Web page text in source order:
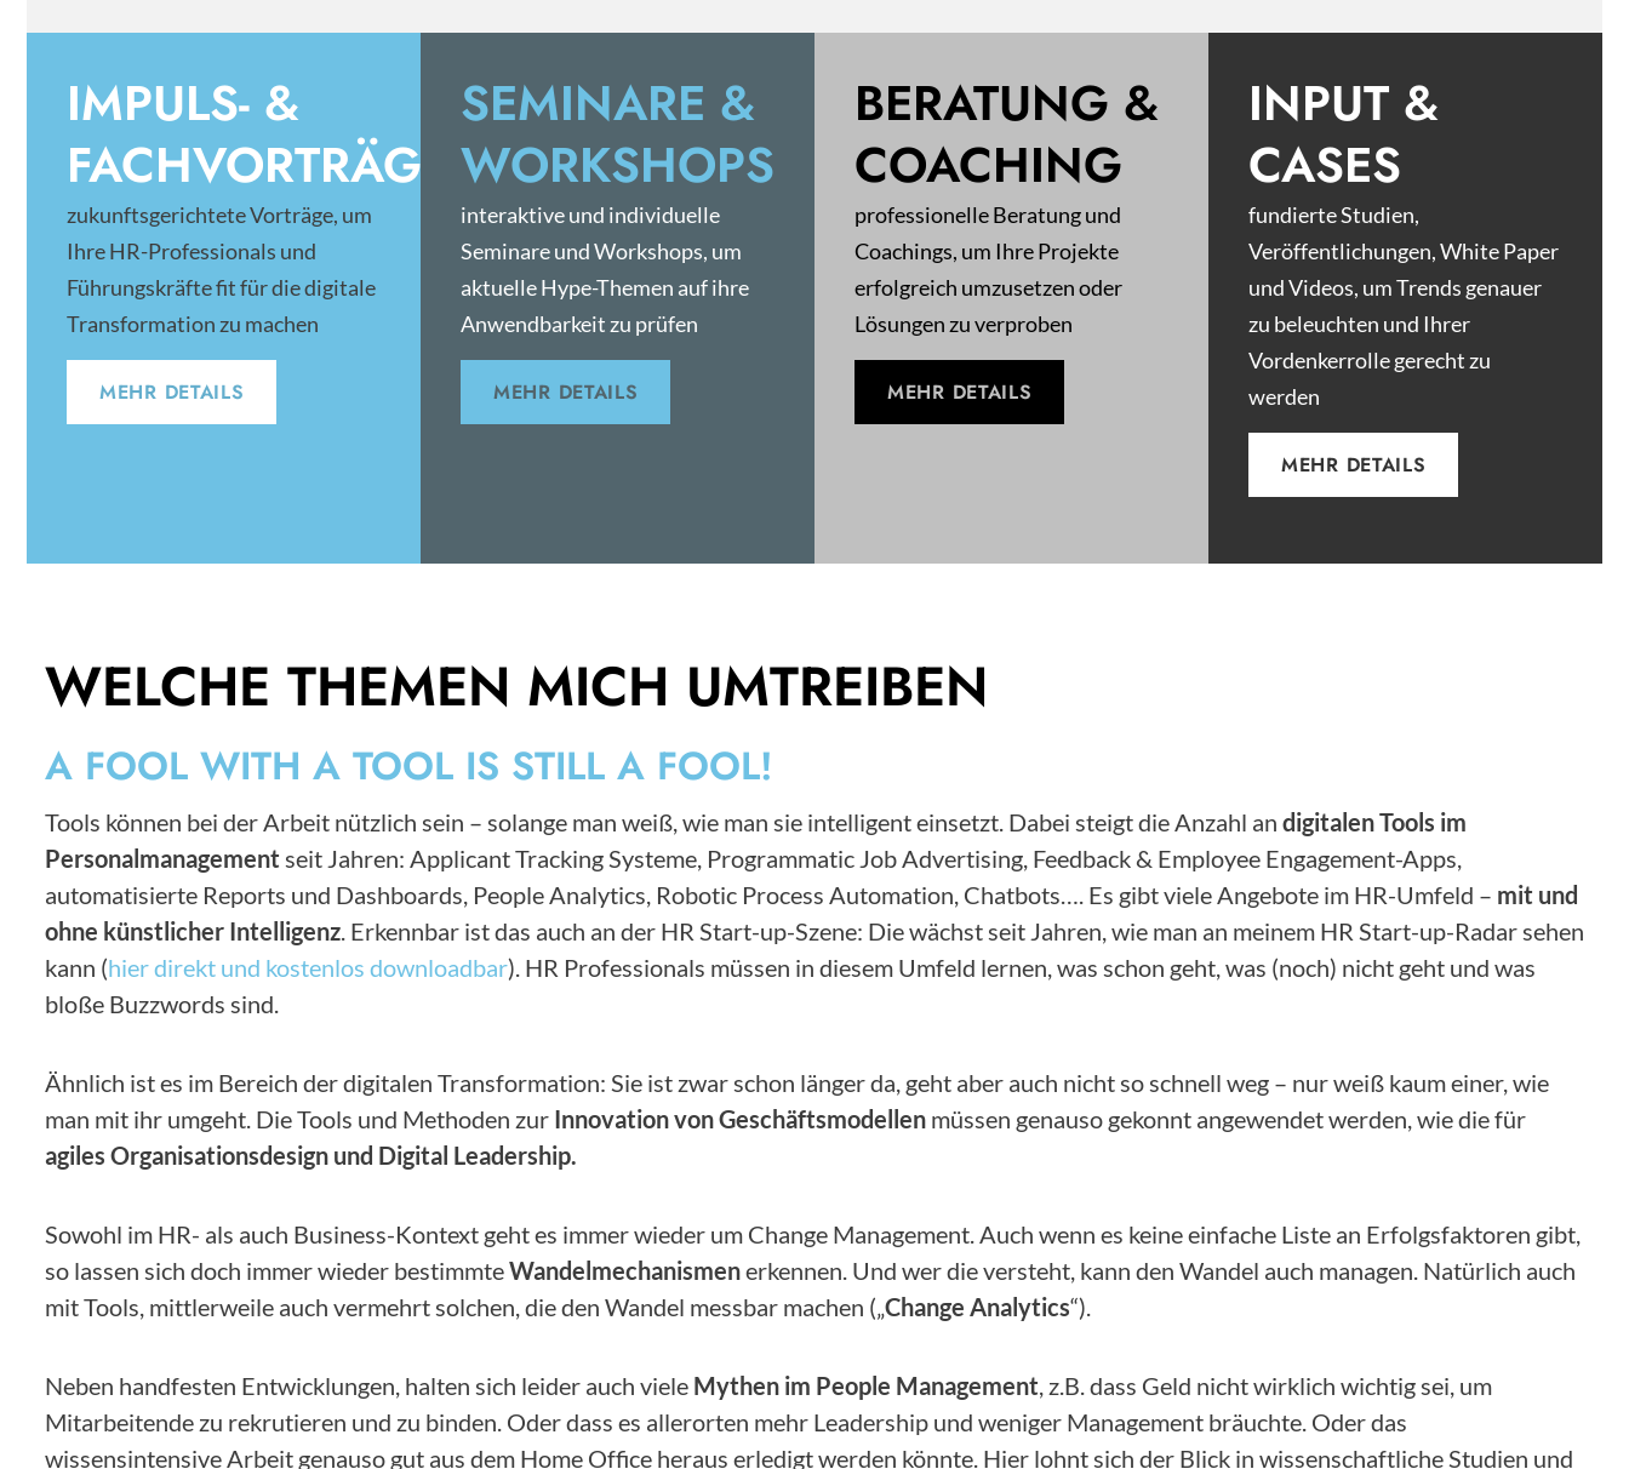
IMPULS- &
FACHVORTRÄGE
zukunftsgerichtete Vorträge, um
Ihre HR-Professionals und
Führungskräfte fit für die digitale
Transformation zu machen
MEHR DETAILS
SEMINARE &
WORKSHOPS
interaktive und individuelle
Seminare und Workshops, um
aktuelle Hype-Themen auf ihre
Anwendbarkeit zu prüfen
MEHR DETAILS
BERATUNG &
COACHING
professionelle Beratung und
Coachings, um Ihre Projekte
erfolgreich umzusetzen oder
Lösungen zu verproben
MEHR DETAILS
INPUT &
CASES
fundierte Studien,
Veröffentlichungen, White Paper
und Videos, um Trends genauer
zu beleuchten und Ihrer
Vordenkerrolle gerecht zu
werden
MEHR DETAILS
WELCHE THEMEN MICH UMTREIBEN
A FOOL WITH A TOOL IS STILL A FOOL!
Tools können bei der Arbeit nützlich sein – solange man weiß, wie man sie intelligent einsetzt. Dabei steigt die Anzahl an digitalen Tools im
Personalmanagement seit Jahren: Applicant Tracking Systeme, Programmatic Job Advertising, Feedback & Employee Engagement-Apps,
automatisierte Reports und Dashboards, People Analytics, Robotic Process Automation, Chatbots…. Es gibt viele Angebote im HR-Umfeld – mit und
ohne künstlicher Intelligenz . Erkennbar ist das auch an der HR Start-up-Szene: Die wächst seit Jahren, wie man an meinem HR Start-up-Radar sehen
kann (hier direkt und kostenlos downloadbar). HR Professionals müssen in diesem Umfeld lernen, was schon geht, was (noch) nicht geht und was
bloße Buzzwords sind.
Ähnlich ist es im Bereich der digitalen Transformation: Sie ist zwar schon länger da, geht aber auch nicht so schnell weg – nur weiß kaum einer, wie
man mit ihr umgeht. Die Tools und Methoden zur Innovation von Geschäftsmodellen müssen genauso gekonnt angewendet werden, wie die für
agiles Organisationsdesign und Digital Leadership.
Sowohl im HR- als auch Business-Kontext geht es immer wieder um Change Management. Auch wenn es keine einfache Liste an Erfolgsfaktoren gibt,
so lassen sich doch immer wieder bestimmteWandelmechanismenerkennen. Und wer die versteht, kann den Wandel auch managen. Natürlich auch
mit Tools, mittlerweile auch vermehrt solchen, die den Wandel messbar machen („Change Analytics“).
Neben handfesten Entwicklungen, halten sich leider auch viele Mythen im People Management , z.B. dass Geld nicht wirklich wichtig sei, um
Mitarbeitende zu rekrutieren und zu binden. Oder dass es allerorten mehr Leadership und weniger Management bräuchte. Oder das
wissensintensive Arbeit genauso gut aus dem Home Office heraus erledigt werden könnte. Hier lohnt sich der Blick in wissenschaftliche Studien und